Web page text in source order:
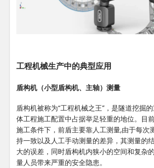
工程机械生产中的典型应用
盾构机（小型盾构机、主轴）测量
盾构机被称为“工程机械之王”，是隧道挖掘
体工程施工配置中占据举足轻重的地位。目
施工条件下，前盾主要靠人工测量,由于每次
持一致以及人工手动测量的差异，其测量的
大的误差，同时盾构机内狭小的空间和复杂
量人员带来严重的安全隐患。